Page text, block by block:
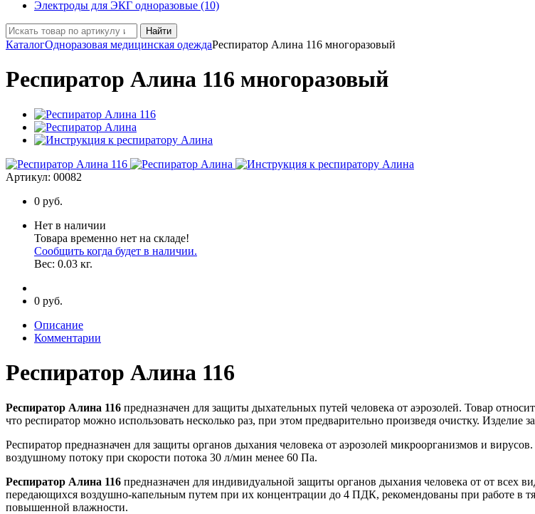
Электроды для ЭКГ одноразовые (10)
Найти
КаталогОдноразовая медицинская одеждаРеспиратор Алина 116 многоразовый
Респиратор Алина 116 многоразовый
Артикул: 00082
0 руб.
Нет в наличии
Товара временно нет на складе!
Сообщить когда будет в наличии.
Вес: 0.03 кг.
0 руб.
Описание
Комментарии
Респиратор Алина 116
Респиратор Алина 116 предназначен для защиты дыхательных путей человека от аэрозолей. Товар
что респиратор можно использовать несколько раз, при этом предварительно произведя очистку.
Респиратор предназначен для защиты органов дыхания человека от аэрозолей микроорганизмов и
воздушному потоку при скорости потока 30 л/мин менее 60 Па.
Респиратор Алина 116 предназначен для индивидуальной защиты органов дыхания человека от от всех
передающихся воздушно-капельным путем при их концентрации до 4 ПДК, рекомендованы при работе в
повышенной влажности.